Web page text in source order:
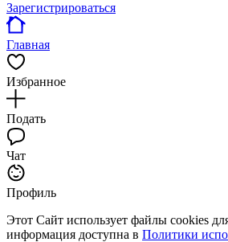
Зарегистрироваться
Главная
Избранное
Подать
Чат
Профиль
Этот Сайт использует файлы cookies
информация доступна в Политики